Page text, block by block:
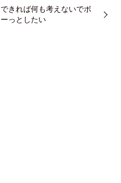
できれば何も考えないでボ
ーっとしたい